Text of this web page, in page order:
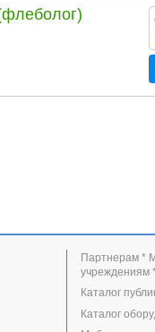
Партнерам *
учреждениям
Каталог
Каталог